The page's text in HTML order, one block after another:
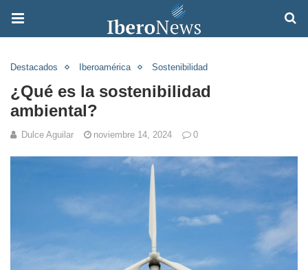
Destacados Iberoamérica Sostenibilidad
¿Qué es la sostenibilidad
ambiental?
Dulce Aguilar noviembre 14, 2024 0